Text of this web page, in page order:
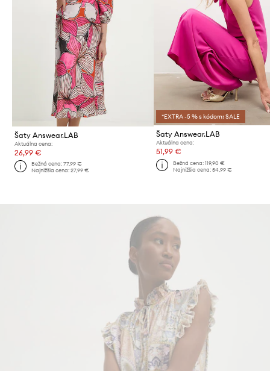
Šaty Answear.LAB
Aktuálna cena:
26,99 €
Bežná cena:77,99 €
Najnižšia cena:27,99 €
*EXTRA -5 % s kódom: SALE
Šaty Answear.LAB
Aktuálna cena:
51,99 €
Bežná cena: 119,90 €
Najnižšia cena: 54,99 €